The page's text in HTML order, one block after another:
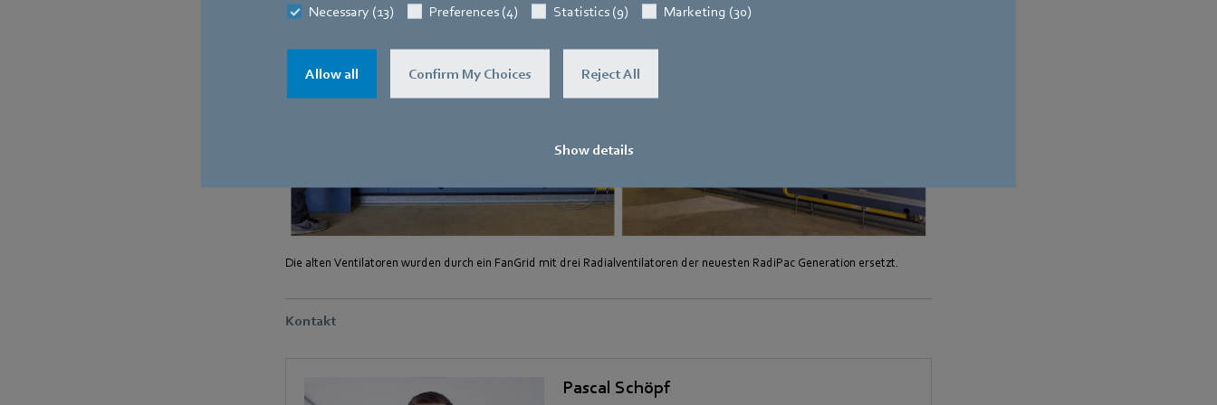
Necessary (13) Preferences (4) Statistics (9) Marketing (30)
Allow all Confirm My Choices Reject All
Show details
Die alten Ventilatoren wurden durch ein FanGrid mit drei Radialventilatoren der neuesten RadiPac Generation ersetzt.
Kontakt
Pascal Schöpf